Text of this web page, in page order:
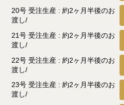
20号 受注生産 : 約2ヶ月半後のお
渡し
21号 受注生産 : 約2ヶ月半後のお
渡し
22号 受注生産 : 約2ヶ月半後のお
渡し
23号 受注生産 : 約2ヶ月半後のお
渡し